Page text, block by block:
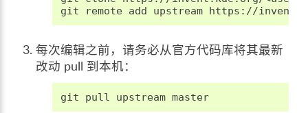
git
remote add upstream
每次编辑之前，请务必从官方代码库将其最新
改动 pull 到本机：
git pull upstream